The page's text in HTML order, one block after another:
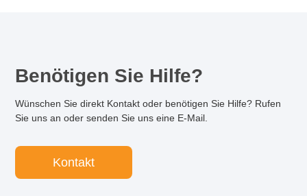
Benötigen Sie Hilfe?
Wünschen Sie direkt Kontakt oder benötigen Sie Hilfe? Rufen
Sie uns an oder senden Sie uns eine E-Mail.
Kontakt